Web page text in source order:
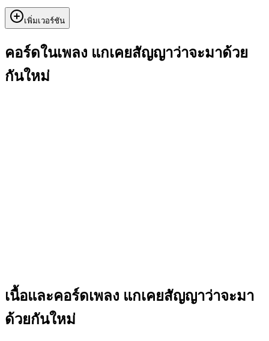
เพิ่มเวอร์ชัน
คอร์ดในเพลง แกเคยสัญญาว่าจะมาด้วย
กันใหม่
เนื้อและคอร์ดเพลง แกเคยสัญญาว่าจะมา
ด้วยกันใหม่